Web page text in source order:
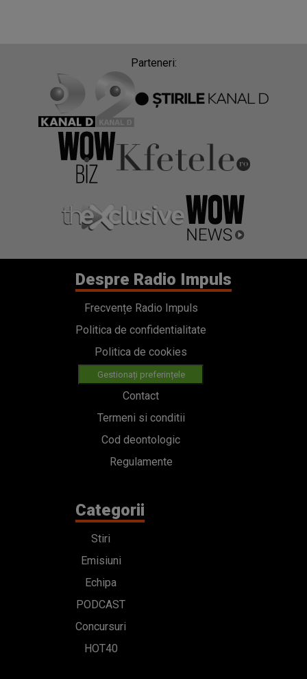
Parteneri:
Despre Radio Impuls
Frecvențe Radio Impuls
Politica de confidentialitate
Politica de cookies
Gestionați preferințele
Contact
Termeni si conditii
Cod deontologic
Regulamente
Categorii
Stiri
Emisiuni
Echipa
PODCAST
Concursuri
HOT40